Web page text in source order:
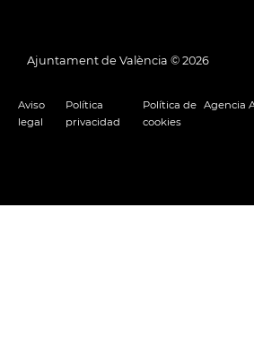
Ajuntament de València © 2026
Aviso
legal
Política
privacidad
Política de
cookies
Agencia